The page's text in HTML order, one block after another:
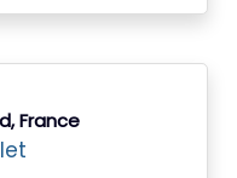
France